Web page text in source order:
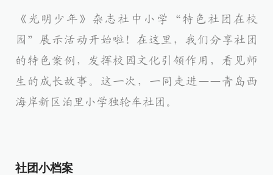
《光明少年》杂志社中小学“特色社团在校
园”展示活动开始啦！在这里，我们分享社团
的特色案例，发挥校园文化引领作用，看见师
生的成长故事。这一次，一同走进——青岛西
海岸新区泊里小学独轮车社团。
社团小档案